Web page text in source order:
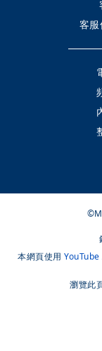
客
本網頁使用
瀏覽此